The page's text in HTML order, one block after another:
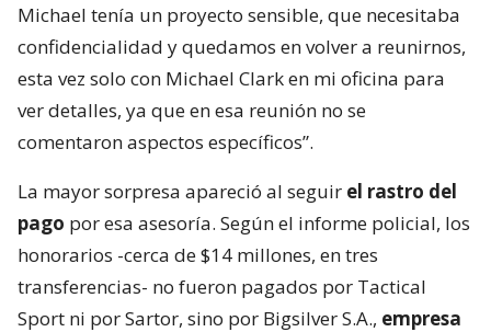
Michael tenía un proyecto sensible, que necesitaba
confidencialidad y quedamos en volver a reunirnos,
esta vez solo con Michael Clark en mi oficina para
ver detalles, ya que en esa reunión no se
comentaron aspectos específicos”.
La mayor sorpresa apareció al seguir el rastro del
pago por esa asesoría. Según el informe policial, los
honorarios -cerca de $14 millones, en tres
transferencias- no fueron pagados por Tactical
Sport ni por Sartor, sino por Bigsilver S.A., empresa